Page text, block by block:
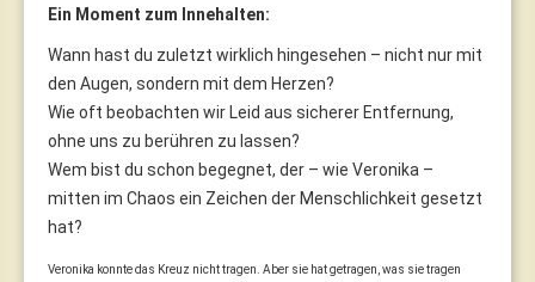
Ein Moment zum Innehalten:
Wann hast du zuletzt wirklich hingesehen – nicht nur mit
den Augen, sondern mit dem Herzen?
Wie oft beobachten wir Leid aus sicherer Entfernung,
ohne uns zu berühren zu lassen?
Wem bist du schon begegnet, der – wie Veronika –
mitten im Chaos ein Zeichen der Menschlichkeit gesetzt
hat?
Veronika konnte das Kreuz nicht tragen. Aber sie hat getragen, was sie tragen